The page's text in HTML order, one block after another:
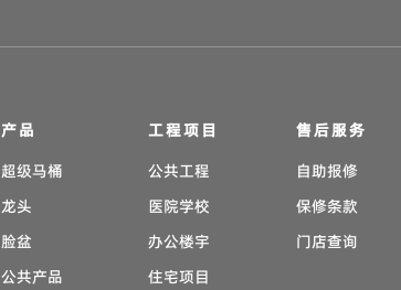
产品
超级马桶
龙头
脸盆
公共产品
工程项目
公共工程
医院学校
办公楼宇
住宅项目
售后服务
自助报修
保修条款
门店查询